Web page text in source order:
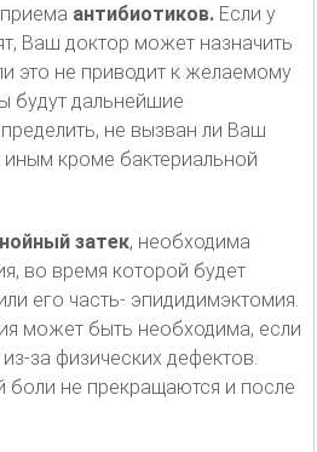
антибиотиков. Если у
Ваш доктор может назначить
это не приводит к желаемому
будут дальнейшие
не вызван ли Ваш
кроме бактериальной
затек, необходима
во время которой будет
его часть- эпидидимэктомия.
может быть необходима, если
за физических дефектов.
боли не прекращаются и после